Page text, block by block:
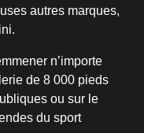
autres marques,
n’importe
de 8 000 pieds
ou sur le
du sport